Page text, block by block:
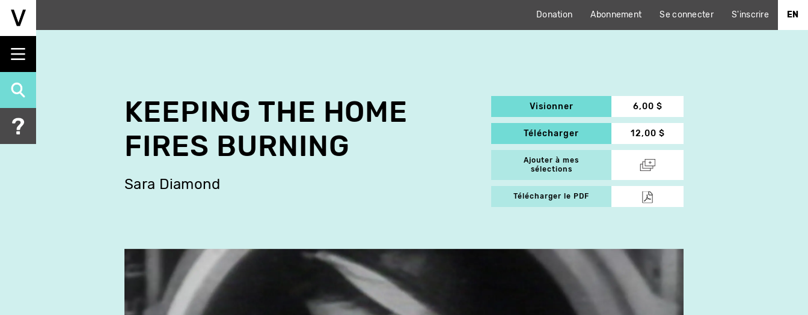
Aller
principal
Donation Abonnement Se connecter S'inscrire EN
KEEPING THE HOME
FIRES BURNING
Sara Diamond
Visionner 6,00 $
Télécharger 12,00 $
Ajouter à mes
sélections
Télécharger le PDF